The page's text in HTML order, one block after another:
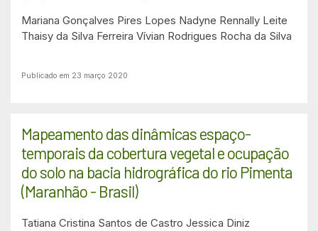
Mariana Gonçalves Pires Lopes Nadyne Rennally Leite
Thaisy da Silva Ferreira Vívian Rodrigues Rocha da Silva
Publicado em 23 março 2020
Mapeamento das dinâmicas espaço-
temporais da cobertura vegetal e ocupação
do solo na bacia hidrográfica do rio Pimenta
(Maranhão - Brasil)
Tatiana Cristina Santos de Castro Jessica Diniz